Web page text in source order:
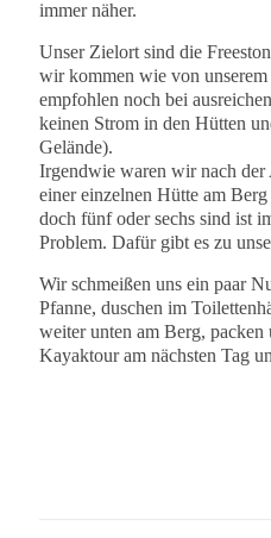
immer näher.
Unser Zielort sind die
wir kommen wie von unserem
empfohlen noch bei
keinen Strom in den Hütten
Gelände).
Irgendwie waren wir nach
einer einzelnen Hütte am Berg
doch fünf oder sechs sind ist
Problem. Dafür gibt es zu
Wir schmeißen uns ein paar
Pfanne, duschen im
weiter unten am Berg, packen
Kayaktour am nächsten Tag